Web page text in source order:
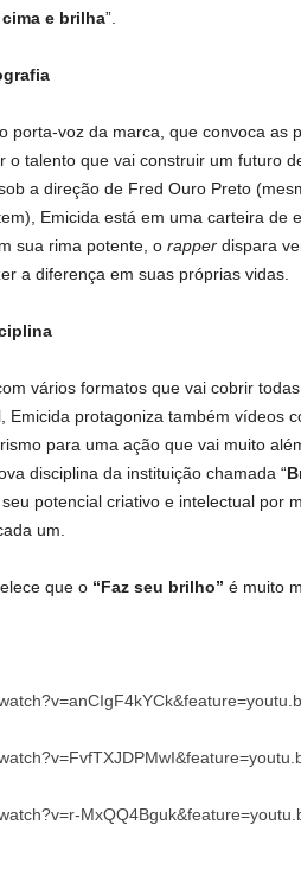
e brilha”.
porta-voz da marca, que convoca as
o talento que vai construir um futuro
a direção de Fred Ouro Preto
Emicida está em uma carteira de
sua rima potente, o rapperdispara
a diferença em suas próprias vidas.
vários formatos que vai cobrir
Emicida protagoniza também vídeos
para uma ação que vai muito
disciplina da instituição chamada “
potencial criativo e intelectual por
um.
que o “Faz seu brilho” é muito